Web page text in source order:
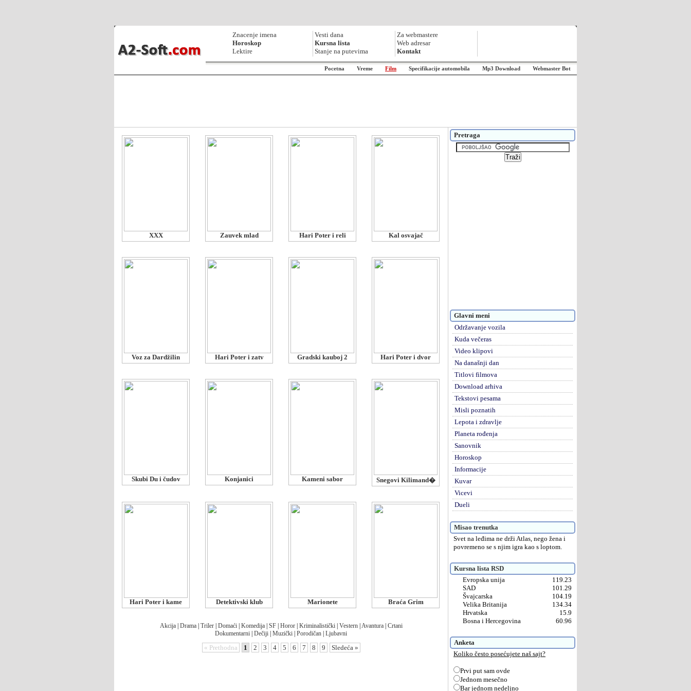
Znacenje imena
Horoskop
Lektire
Vesti dana
Kursna lista
Stanje na putevima
Za webmastere
Web adresar
Kontakt
Pocetna Vreme Film Specifikacije automobila Mp3 Download Webmaster Bot
XXX Zauvek mlad Hari Poter i reli Kal osvajač
Voz za Dardžilin Hari Poter i zatv Gradski kauboj 2 Hari Poter i dvor
Skubi Du i čudov Konjanici Kameni sabor Snegovi Kilimand�
Hari Poter i kame Detektivski klub Marionete Braća Grim
Akcija| Drama| Triler| Domaći| Komedija| SF| Horor| Kriminalistički| Vestern| Avantura| Crtani
Dokumentarni Dečiji Muzički Porodičan Ljubavni
« Prethodna 1 2 3 4 5 6 7 8 9 Sledeća »
Pretraga
Glavni meni
Održavanje vozila
Kuda večeras
Video klipovi
Na današnji dan
Titlovi filmova
Download arhiva
Tekstovi pesama
Misli poznatih
Lepota i zdravlje
Planeta rođenja
Sanovnik
Horoskop
Informacije
Kuvar
Vicevi
Dueli
Misao trenutka
Svet na leđima ne drži Atlas, nego žena i
povremeno se s njim igra kao s loptom.
Kursna lista RSD
Evropska unija
119.23
SAD
101.29
Švajcarska
104.19
Velika Britanija
134.34
Hrvatska
15.9
Bosna i Hercegovina
60.96
Anketa
Koliko često posećujete naš sajt?
Prvi put sam ovde
Jednom mesečno
Bar jednom nedeljno